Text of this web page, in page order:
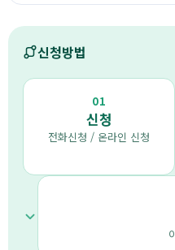
신청방법
01
신청
전화신청 / 온라인 신청